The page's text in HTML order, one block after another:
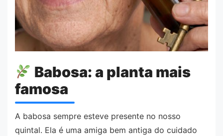
Babosa: a planta mais
famosa
A babosa sempre esteve presente no nosso
quintal. Ela é uma amiga bem antiga do cuidado